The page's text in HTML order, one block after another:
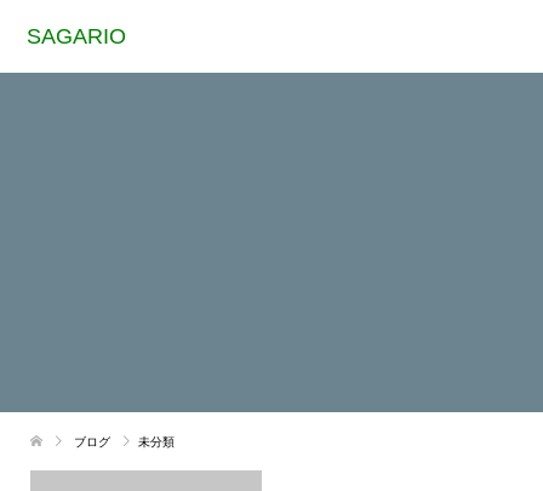
SAGARIO
ブログ 未分類